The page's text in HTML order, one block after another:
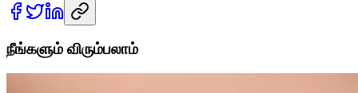
நீங்களும் விரும்பலாம்